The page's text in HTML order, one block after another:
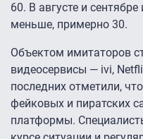
60. В августе и
меньше, примерно 30.
Объектом имитаторов
видеосервисы — ivi,
последних отметили,
фейковых и пиратских
платформы.